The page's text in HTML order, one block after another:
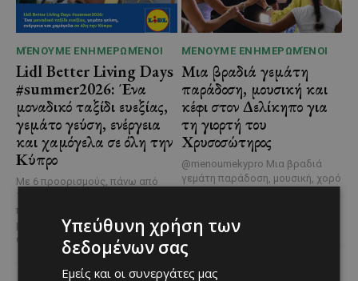
ΜΈΝΟΥΜΕ ΕΝΗΜΕΡΩΜΈΝΟΙ
Lidl Better Living Days
#summer2026: Ένα
μοναδικό ταξίδι ευεξίας,
γεμάτο γεύση, ενέργεια
και χαμόγελα σε όλη την
Κύπρο
Με 6 προορισμούς, πάνω από
1.700 συμμετέχοντες και
περισσότερες από 3.500
μερίδες, η Lidl Κύπρου
επιβεβαίωσε για ακόμα...
ΜΈΝΟΥΜΕ ΕΝΗΜΕΡΩΜΈΝΟΙ
Μια βραδιά γεμάτη
παράδοση, μουσική και
κέφι στον Δελίκηπο για
τη γιορτή του
Χρυσοσώτηρος
@menoumekypro Μια βραδιά
γεμάτη παράδοση, μουσική, χορό
γλέντι,...
Υπεύθυνη χρήση των
δεδομένων σας
Εμείς και οι συνεργάτες μας